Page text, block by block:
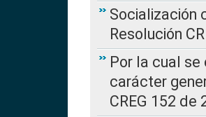
Socialización
Resolución
Por la cual
carácter
CREG 152 de